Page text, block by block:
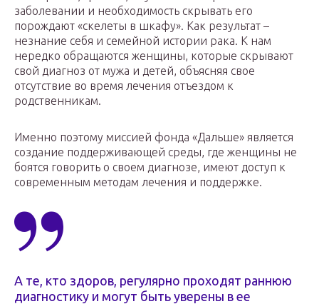
заболевании и необходимость скрывать его
порождают «скелеты в шкафу». Как результат –
незнание себя и семейной истории рака. К нам
нередко обращаются женщины, которые скрывают
свой диагноз от мужа и детей, объясняя свое
отсутствие во время лечения отъездом к
родственникам.
Именно поэтому миссией фонда «Дальше» является
создание поддерживающей среды, где женщины не
боятся говорить о своем диагнозе, имеют доступ к
современным методам лечения и поддержке.
А те, кто здоров, регулярно проходят раннюю
диагностику и могут быть уверены в ее